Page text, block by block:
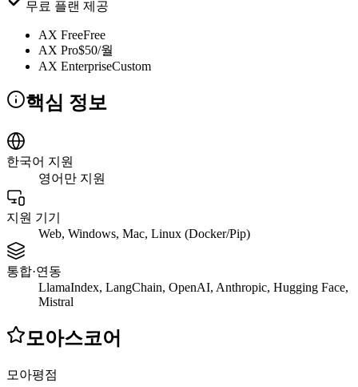
무료 플랜 제공
AX FreeFree
AX Pro$50/월
AX EnterpriseCustom
핵심 정보
한국어 지원
영어만 지원
지원 기기
Web, Windows, Mac, Linux (Docker/Pip)
통합·연동
LlamaIndex, LangChain, OpenAI, Anthropic, Hugging Face,
Mistral
모아스코어
모아평점